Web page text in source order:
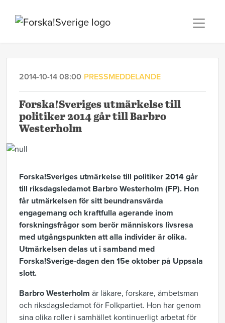
2014-10-14 08:00 PRESSMEDDELANDE
Forska!Sveriges utmärkelse till
politiker 2014 går till Barbro
Westerholm
Forska!Sveriges utmärkelse till politiker 2014 går
till riksdagsledamot Barbro Westerholm (FP). Hon
får utmärkelsen för sitt beundransvärda
engagemang och kraftfulla agerande inom
forskningsfrågor som berör människors livsresa
med utgångspunkten att alla individer är olika.
Utmärkelsen delas ut i samband med
Forska!Sverige-dagen den 15e oktober på Uppsala
slott.
Barbro Westerholm är läkare, forskare, ämbetsman
och riksdagsledamot för Folkpartiet. Hon har genom
sina olika roller i samhället kontinuerligt arbetat för